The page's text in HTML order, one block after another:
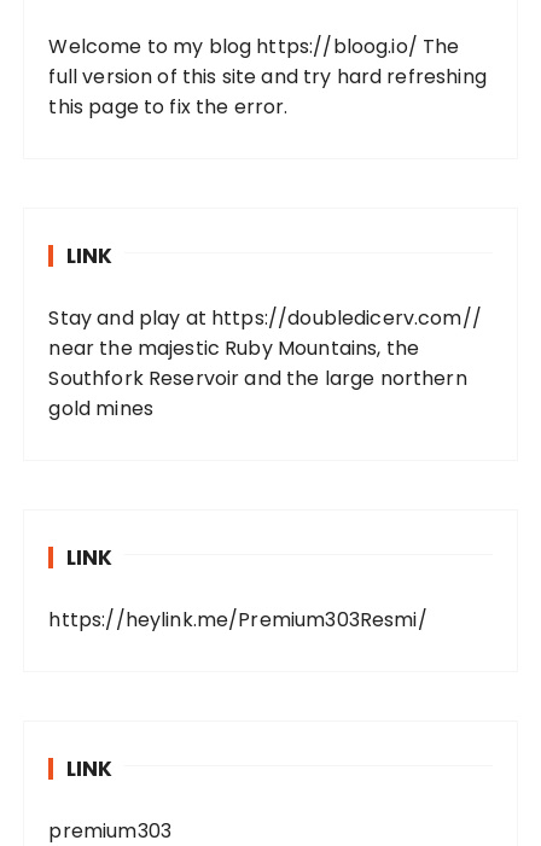
Welcome to my blog https://bloog.io/ The
full version of this site and try hard refreshing
this page to fix the error.
LINK
Stay and play at https://doubledicerv.com//
near the majestic Ruby Mountains, the
Southfork Reservoir and the large northern
gold mines
LINK
https://heylink.me/Premium303Resmi/
LINK
premium303